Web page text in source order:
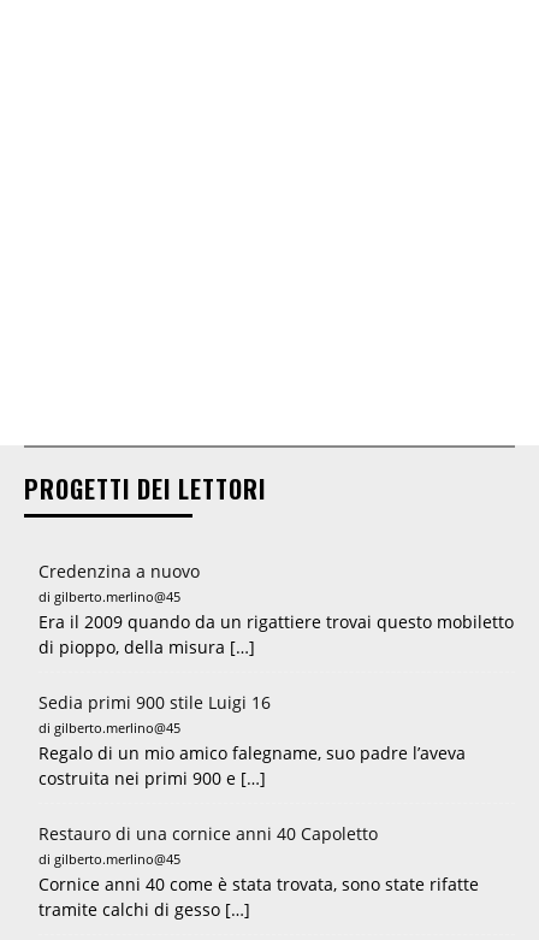
PROGETTI DEI LETTORI
Credenzina a nuovo
di gilberto.merlino@45
Era il 2009 quando da un rigattiere trovai questo mobiletto
di pioppo, della misura […]
Sedia primi 900 stile Luigi 16
di gilberto.merlino@45
Regalo di un mio amico falegname, suo padre l’aveva
costruita nei primi 900 e […]
Restauro di una cornice anni 40 Capoletto
di gilberto.merlino@45
Cornice anni 40 come è stata trovata, sono state rifatte
tramite calchi di gesso […]